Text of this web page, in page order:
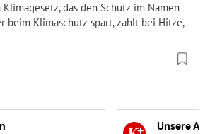
das den Schutz im Namen
beim Klimaschutz spart, zahlt bei Hitze,
Unsere